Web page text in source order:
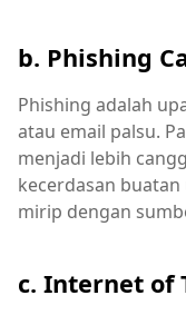
b. Phishing
Phishing adalah
atau email palsu.
menjadi lebih
kecerdasan
mirip dengan
c. Internet of